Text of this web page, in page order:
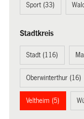
Sport (33)
Stadtkreis
Stadt (116)
Oberwinterthur (16)
Veltheim (5)